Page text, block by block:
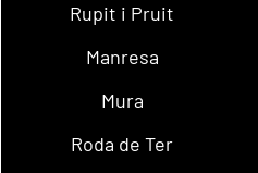
Rupit i Pruit
Manresa
Mura
Roda de Ter